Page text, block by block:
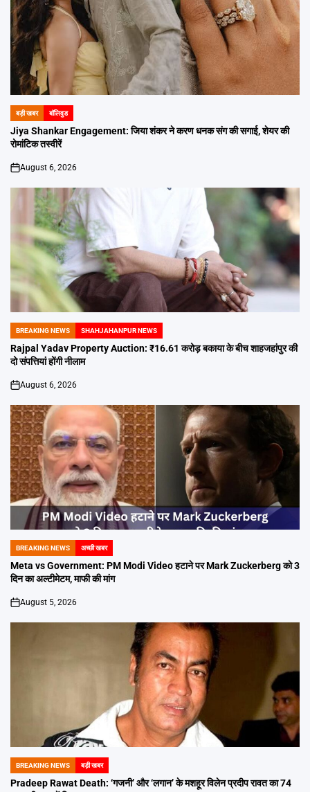
POSTED
IN
बड़ी खबर बॉलिवुड
Jiya Shankar Engagement: जिया शंकर ने करण धनक संग की सगाई, शेयर की
रोमांटिक तस्वीरें
on
August 6, 2026
POSTED
IN
BREAKING NEWS SHAHJAHANPUR NEWS
Rajpal Yadav Property Auction: ₹16.61 करोड़ बकाया के बीच शाहजहांपुर की
दो संपत्तियां होंगी नीलाम
on
August 6, 2026
POSTED
IN
BREAKING NEWS अच्छी खबर
Meta vs Government: PM Modi Video हटाने पर Mark Zuckerberg को 3
दिन का अल्टीमेटम, माफी की मांग
on
August 5, 2026
POSTED
IN
BREAKING NEWS बड़ी खबर
Pradeep Rawat Death: ‘गजनी’ और ‘लगान’ के मशहूर विलेन प्रदीप रावत का 74